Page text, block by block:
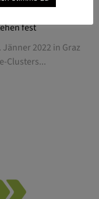
fest
2022 in Graz
Clusters...